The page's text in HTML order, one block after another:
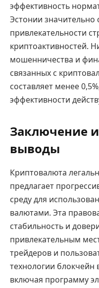
эффективность
Эстонии значительно
привлекательности
криптоактивностей.
мошенничества и
связанных с
составляет менее
эффективности
Заключение
выводы
Криптовалюта
предлагает
среду для
валютами. Эта
стабильность и
привлекательным
трейдеров и
технологии блокчейн
включая программу